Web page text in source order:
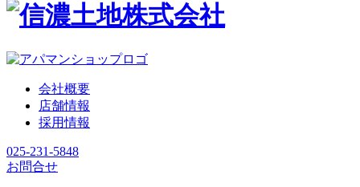
会社概要
店舗情報
採用情報
025-231-5848
お問合せ